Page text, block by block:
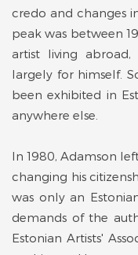
credo and changes
peak was between
artist living
largely for himself.
been exhibited in
anywhere else.
In 1980, Adamson
changing his
was only an
demands of the
Estonian Artists'